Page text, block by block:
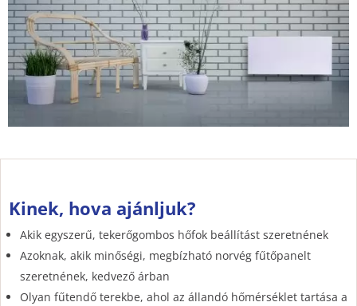
Kinek, hova ajánljuk?
Akik egyszerű, tekerőgombos hőfok beállítást szeretnének
Azoknak, akik minőségi, megbízható norvég fűtőpanelt
szeretnének, kedvező árban
Olyan fűtendő terekbe, ahol az állandó hőmérséklet tartása a